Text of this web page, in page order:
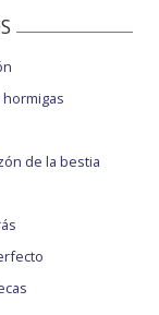
hormigas
de la bestia